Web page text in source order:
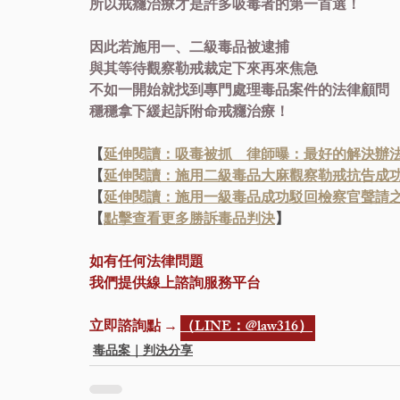
所以戒癮治療才是許多吸毒者的第一首選！
因此若施用一、二級毒品被逮捕
與其等待觀察勒戒裁定下來再來焦急
不如一開始就找到專門處理毒品案件的法律顧問
穩穩拿下緩起訴附命戒癮治療！
【延伸閱讀：吸毒被抓　律師曝：最好的解決辦
【延伸閱讀：施用二級毒品大麻觀察勒戒抗告成
【延伸閱讀：施用一級毒品成功駁回檢察官聲請
【點擊查看更多勝訴毒品判決】
如有任何法律問題
我們提供線上諮詢服務平台
立即諮詢點 → （LINE：@law316）
毒品案｜判決分享